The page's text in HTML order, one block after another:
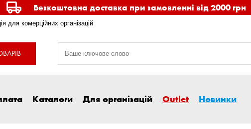
Безкоштовна доставка при замовленні від 2000 грн
для комерційних організацій
Каталоги Для організацій Outlet Новинки